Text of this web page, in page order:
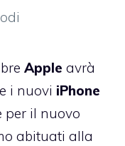
Apple avrà
i nuovi iPhone
per il nuovo
abituati alla